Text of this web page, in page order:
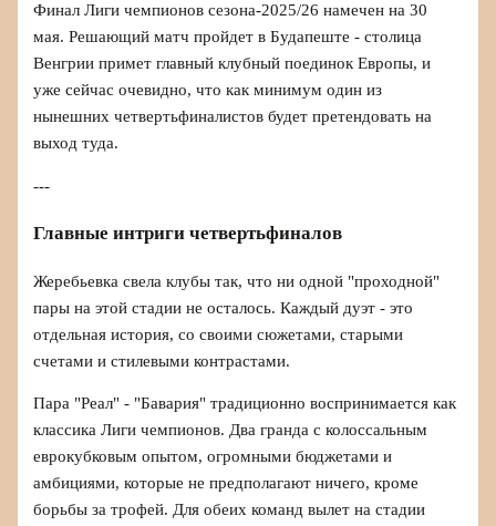
Финал Лиги чемпионов сезона-2025/26 намечен на 30
мая. Решающий матч пройдет в Будапеште - столица
Венгрии примет главный клубный поединок Европы, и
уже сейчас очевидно, что как минимум один из
нынешних четвертьфиналистов будет претендовать на
выход туда.
---
Главные интриги четвертьфиналов
Жеребьевка свела клубы так, что ни одной "проходной"
пары на этой стадии не осталось. Каждый дуэт - это
отдельная история, со своими сюжетами, старыми
счетами и стилевыми контрастами.
Пара "Реал" - "Бавария" традиционно воспринимается как
классика Лиги чемпионов. Два гранда с колоссальным
еврокубковым опытом, огромными бюджетами и
амбициями, которые не предполагают ничего, кроме
борьбы за трофей. Для обеих команд вылет на стадии